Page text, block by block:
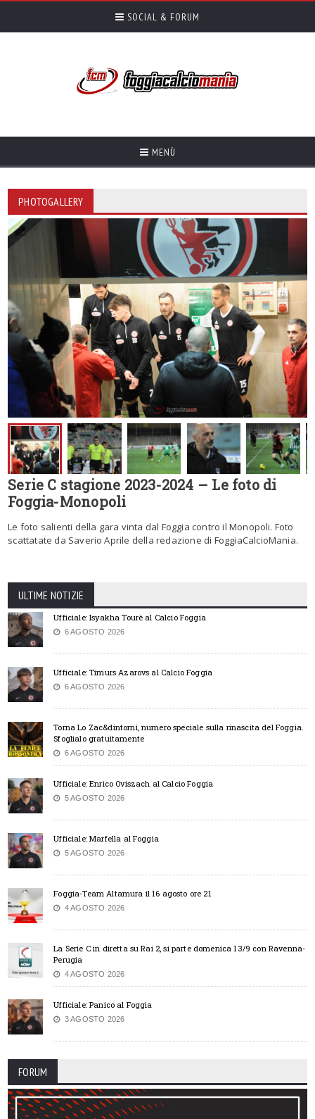
SOCIAL & FORUM
MENÙ
PHOTOGALLERY
Serie C stagione 2023-2024 – Le foto di
Foggia-Monopoli
Le foto salienti della gara vinta dal Foggia contro il Monopoli. Foto
scattatate da Saverio Aprile della redazione di FoggiaCalcioMania.
ULTIME NOTIZIE
Ufficiale: Isyakha Tourè al Calcio Foggia
6 AGOSTO 2026
Ufficiale: Timurs Azarovs al Calcio Foggia
6 AGOSTO 2026
Torna Lo Zac&dintorni, numero speciale sulla rinascita del Foggia.
Sfoglialo gratuitamente
6 AGOSTO 2026
Ufficiale: Enrico Oviszach al Calcio Foggia
5 AGOSTO 2026
Ufficiale: Marfella al Foggia
5 AGOSTO 2026
Foggia-Team Altamura il 16 agosto ore 21
4 AGOSTO 2026
La Serie C in diretta su Rai 2, si parte domenica 13/9 con Ravenna-
Perugia
4 AGOSTO 2026
Ufficiale: Panico al Foggia
3 AGOSTO 2026
FORUM